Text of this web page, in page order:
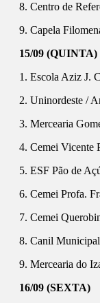
8. Centro de
9. Capela
15/09 (QUINTA)
1. Escola Aziz J.
2. Uninordeste /
3. Mercearia
4. Cemei Vicente
5. ESF Pão de
6. Cemei Profa.
7. Cemei
8. Canil
9. Mercearia do
16/09 (SEXTA)